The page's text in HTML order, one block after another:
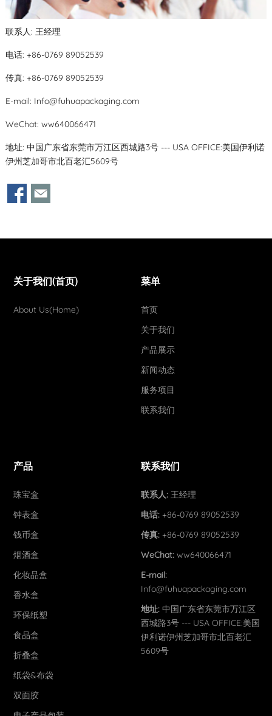
联系人: 王经理
电话: +86-0769 89052539
传真: +86-0769 89052539
E-mail: Info@fuhuapackaging.com
WeChat: ww640066471
地址: 中国广东省东莞市万江区西城路3号 --- USA OFFICE:美国伊利诺
伊州芝加哥市北百老汇5609号
关于我们(首页)
About Us(Home)
菜单
首页
关于我们
产品展示
新闻动态
服务项目
联系我们
产品
珠宝盒
钟表盒
钱币盒
烟酒盒
化妆品盒
香水盒
环保纸塑
食品盒
折叠盒
纸袋&布袋
双面胶
联系我们
联系人: 王经理
电话: +86-0769 89052539
传真: +86-0769 89052539
WeChat: ww640066471
E-mail:
Info@fuhuapackaging.com
地址: 中国广东省东莞市万江区
西城路3号 --- USA OFFICE:美国
伊利诺伊州芝加哥市北百老汇
5609号